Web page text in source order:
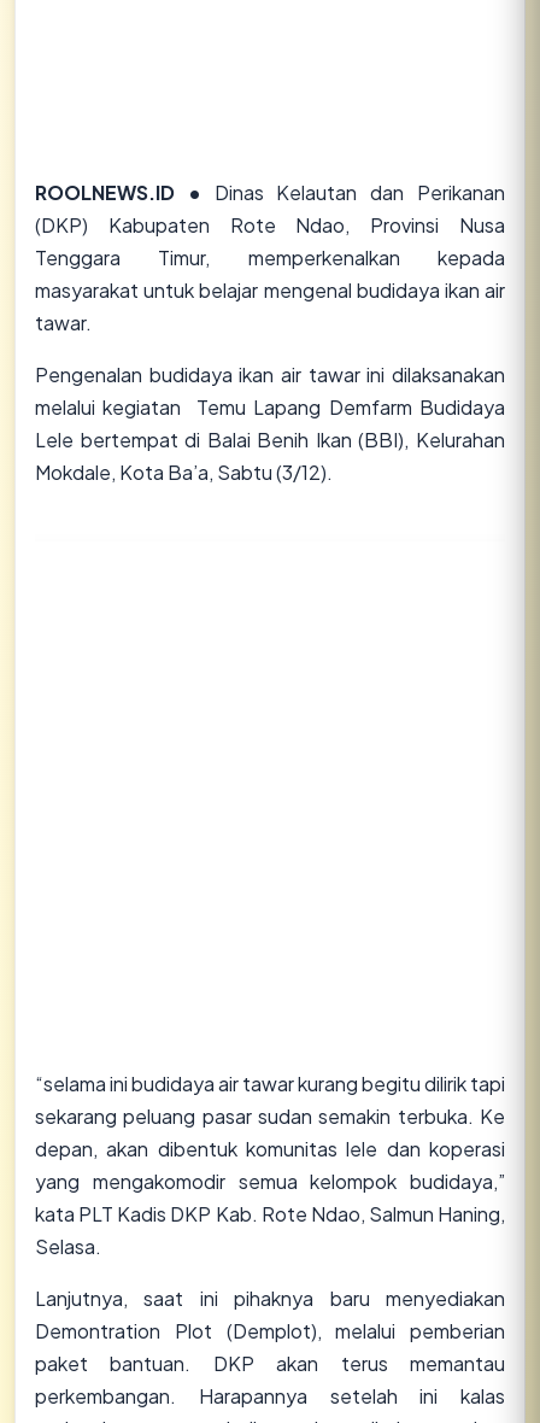
ROOLNEWS.ID • Dinas Kelautan dan Perikanan
(DKP) Kabupaten Rote Ndao, Provinsi Nusa
Tenggara Timur, memperkenalkan kepada
masyarakat untuk belajar mengenal budidaya ikan air
tawar.
Pengenalan budidaya ikan air tawar ini dilaksanakan
melalui kegiatan Temu Lapang Demfarm Budidaya
Lele bertempat di Balai Benih Ikan (BBI), Kelurahan
Mokdale, Kota Ba’a, Sabtu (3/12).
“selama ini budidaya air tawar kurang begitu dilirik tapi
sekarang peluang pasar sudan semakin terbuka. Ke
depan, akan dibentuk komunitas lele dan koperasi
yang mengakomodir semua kelompok budidaya,”
kata PLT Kadis DKP Kab. Rote Ndao, Salmun Haning,
Selasa.
Lanjutnya, saat ini pihaknya baru menyediakan
Demontration Plot (Demplot), melalui pemberian
paket bantuan. DKP akan terus memantau
perkembangan. Harapannya setelah ini kalas